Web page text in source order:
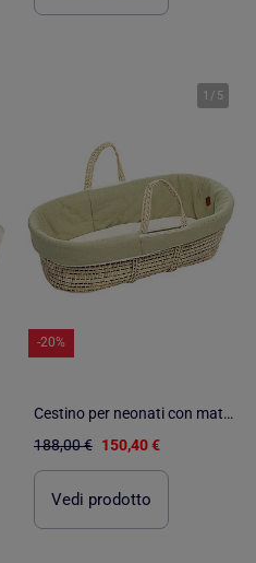
1 / 5
-20%
Cestino per neonati con materasso, copertura e fitted sheet, pois dorati | SEVIRA KIDS
188,00 € 150,40 €
Vedi prodotto